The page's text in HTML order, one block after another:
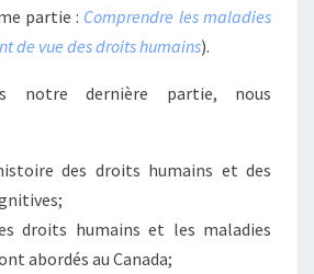
partie : Comprendre les maladies
de vue des droits humains).
notre dernière partie, nous
des droits humains et des
droits humains et les maladies
abordés au Canada;